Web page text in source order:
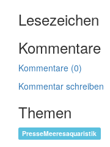
Lesezeichen
Kommentare
Kommentare (0)
Kommentar schreiben
Themen
PresseMeeresaquaristik